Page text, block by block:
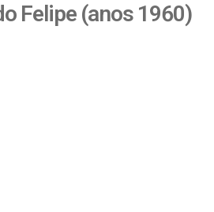
Felipe (anos 1960)